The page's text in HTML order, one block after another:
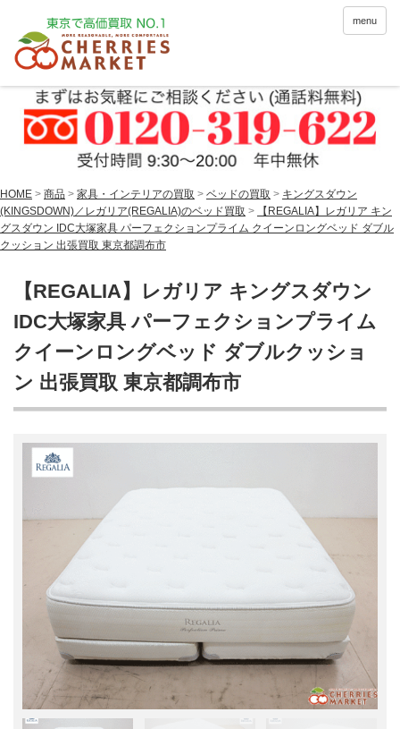
menu
HOME > 商品 > 家具・インテリアの買取 > ベッドの買取 > キングスダウン
(KINGSDOWN)／レガリア(REGALIA)のベッド買取 >
【REGALIA】レガリア キン
グスダウン IDC大塚家具 パーフェクションプライム クイーンロングベッド ダブル
クッション 出張買取 東京都調布市
【REGALIA】レガリア キングスダウン
IDC大塚家具 パーフェクションプライム
クイーンロングベッド ダブルクッショ
ン 出張買取 東京都調布市